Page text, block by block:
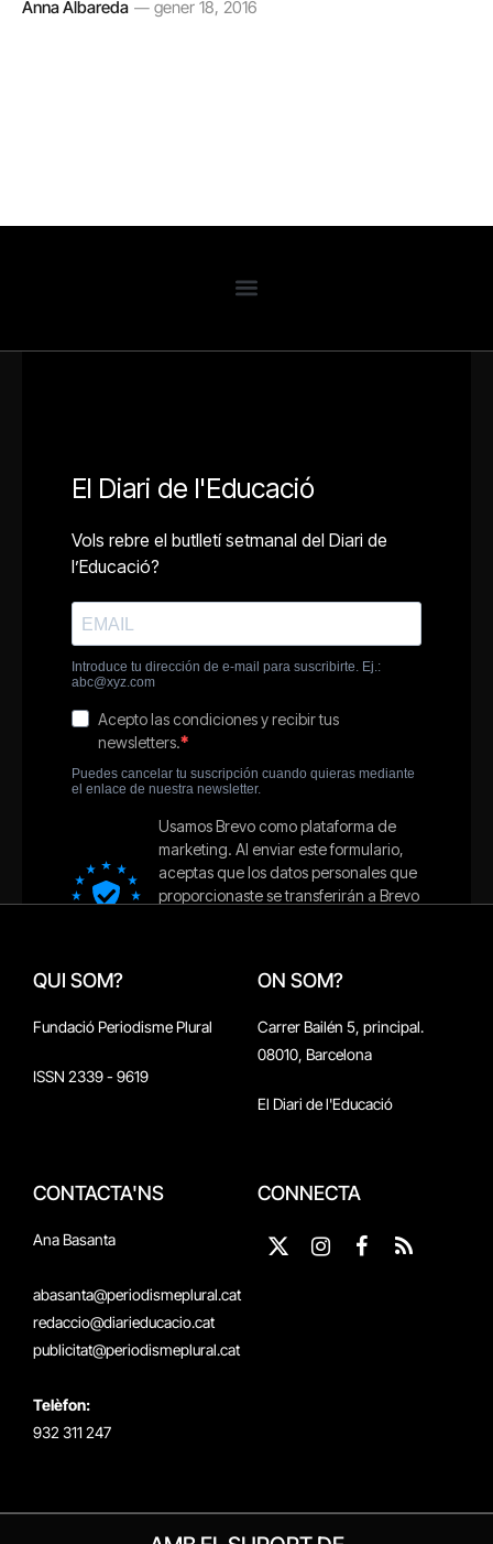
Anna Albareda gener 18, 2016
QUI SOM?
Fundació Periodisme Plural
ISSN 2339 - 9619
ON SOM?
Carrer Bailén 5, principal.
08010, Barcelona
El Diari de l'Educació
CONTACTA'NS
Ana Basanta
abasanta@periodismeplural.cat
redaccio@diarieducacio.cat
publicitat@periodismeplural.cat
Telèfon:
932 311 247
CONNECTA
X
Instagram
Facebook
RSS